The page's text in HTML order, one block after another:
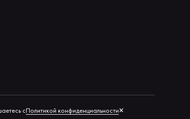
Политика обработки персональных данных
сПолитикой конфиденциальности×